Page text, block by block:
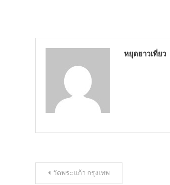
หยุดยาวเที่ยว
แนะแนว
วัดพระแก้ว กรุงเทพ